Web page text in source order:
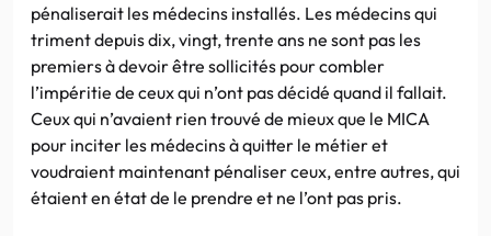
pénaliserait les médecins installés. Les médecins qui
triment depuis dix, vingt, trente ans ne sont pas les
premiers à devoir être sollicités pour combler
l’impéritie de ceux qui n’ont pas décidé quand il fallait.
Ceux qui n’avaient rien trouvé de mieux que le MICA
pour inciter les médecins à quitter le métier et
voudraient maintenant pénaliser ceux, entre autres, qui
étaient en état de le prendre et ne l’ont pas pris.